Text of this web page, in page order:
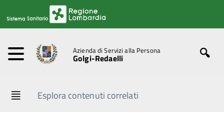
Azienda di Servizi alla Persona
Golgi-Redaelli
Esplora contenuti correlati